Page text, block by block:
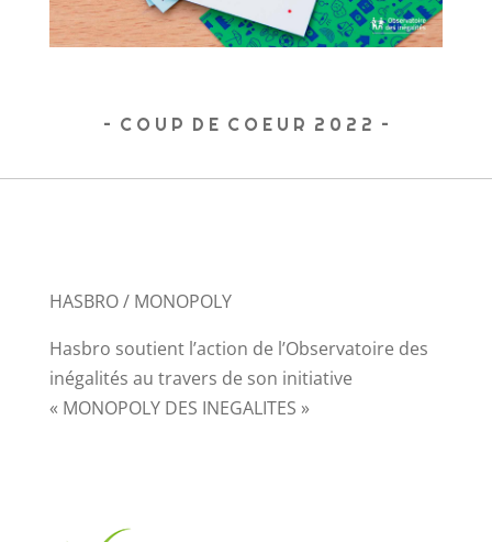
– C O U P D E C O E U R 2 0 2 2 –
HASBRO / MONOPOLY
Hasbro soutient l’action de l’Observatoire des
inégalités au travers de son initiative
« MONOPOLY DES INEGALITES »